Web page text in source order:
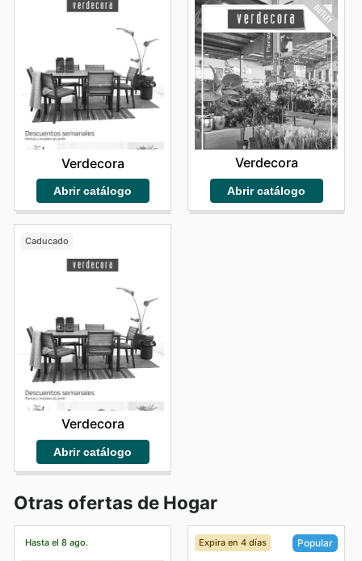
Verdecora
Abrir catálogo
Verdecora
Abrir catálogo
Caducado
Verdecora
Abrir catálogo
Otras ofertas de Hogar
Hasta el 8 ago. Expira en 4 días Popular